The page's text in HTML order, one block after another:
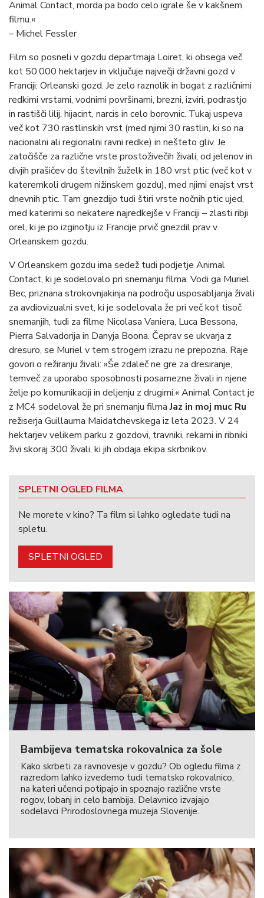
Animal Contact, morda pa bodo celo igrale še v kakšnem
filmu.«
– Michel Fessler
Film so posneli v gozdu departmaja Loiret, ki obsega več
kot 50.000 hektarjev in vključuje največji državni gozd v
Franciji: Orleanski gozd. Je zelo raznolik in bogat z različnimi
redkimi vrstami, vodnimi površinami, brezni, izviri, podrastjo
in rastišči lilij, hijacint, narcis in celo borovnic. Tukaj uspeva
več kot 730 rastlinskih vrst (med njimi 30 rastlin, ki so na
nacionalni ali regionalni ravni redke) in nešteto gliv. Je
zatočišče za različne vrste prostoživečih živali, od jelenov in
divjih prašičev do številnih žuželk in 180 vrst ptic (več kot v
kateremkoli drugem nižinskem gozdu), med njimi enajst vrst
dnevnih ptic. Tam gnezdijo tudi štiri vrste nočnih ptic ujed,
med katerimi so nekatere najredkejše v Franciji – zlasti ribji
orel, ki je po izginotju iz Francije prvič gnezdil prav v
Orleanskem gozdu.
V Orleanskem gozdu ima sedež tudi podjetje Animal
Contact, ki je sodelovalo pri snemanju filma. Vodi ga Muriel
Bec, priznana strokovnjakinja na področju usposabljanja živali
za avdiovizualni svet, ki je sodelovala že pri več kot tisoč
snemanjih, tudi za filme Nicolasa Vaniera, Luca Bessona,
Pierra Salvadorija in Danyja Boona. Čeprav se ukvarja z
dresuro, se Muriel v tem strogem izrazu ne prepozna. Raje
govori o režiranju živali: »Še zdaleč ne gre za dresiranje,
temveč za uporabo sposobnosti posamezne živali in njene
želje po komunikaciji in deljenju z drugimi.« Animal Contact je
z MC4 sodeloval že pri snemanju filmaJaz in moj muc Ru
režiserja Guillauma Maidatchevskega iz leta 2023. V 24
hektarjev velikem parku z gozdovi, travniki, rekami in ribniki
živi skoraj 300 živali, ki jih obdaja ekipa skrbnikov.
SPLETNI OGLED FILMA
Ne morete v kino? Ta film si lahko ogledate tudi na
spletu.
SPLETNI OGLED
Bambijeva tematska rokovalnica za šole
Kako skrbeti za ravnovesje v gozdu? Ob ogledu filma z
razredom lahko izvedemo tudi tematsko rokovalnico,
na kateri učenci potipajo in spoznajo različne vrste
rogov, lobanj in celo bambija. Delavnico izvajajo
sodelavci Prirodoslovnega muzeja Slovenije.